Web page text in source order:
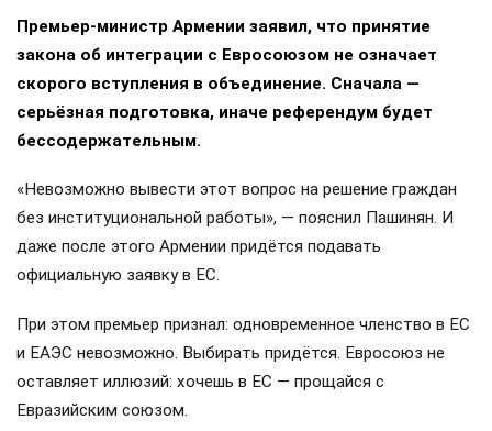
Премьер-министр Армении заявил, что принятие
закона об интеграции с Евросоюзом не означает
скорого вступления в объединение. Сначала —
серьёзная подготовка, иначе референдум будет
бессодержательным.
«Невозможно вывести этот вопрос на решение граждан
без институциональной работы», — пояснил Пашинян. И
даже после этого Армении придётся подавать
официальную заявку в ЕС.
При этом премьер признал: одновременное членство в ЕС
и ЕАЭС невозможно. Выбирать придётся. Евросоюз не
оставляет иллюзий: хочешь в ЕС — прощайся с
Евразийским союзом.